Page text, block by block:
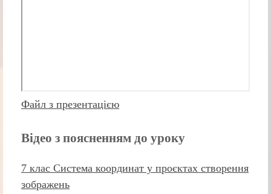
Файл з презентацією
Відео з поясненням до уроку
7 клас Система координат у проєктах створення
зображень